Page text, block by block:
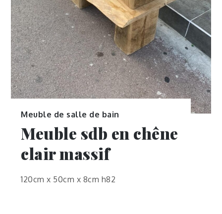
Meuble de salle de bain
Meuble sdb en chêne
clair massif
120cm x 50cm x 8cm h82